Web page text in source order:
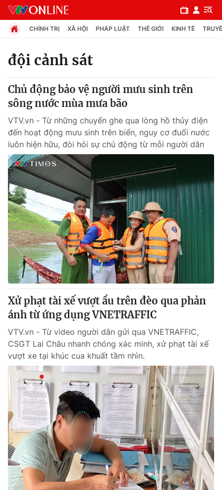
Chuyên mục
Chính trị
Xã hội
Pháp luật
Y tế
Thế giới
Tin tức
Thế giới đó đây
Câu chuyện quốc tế
Kinh tế
Tài chính
Thị trường
Góc doanh nghiệp
Dữ liệu và đời sống
Truyền hình
Hậu trường
Nhân vật
Khán giả
Giải sao mai
Giải trí
Điện ảnh
Âm nhạc
Sao
Đời sống
Du lịch
Làm đẹp
Chất lượng cuộc sống
Giáo dục
Tuyển sinh
Học trực tuyến
Công nghệ
Hitech Công nghệ tương lai
Sản phẩm
Thị trường
Giao lưu trực tuyến
Lịch phát sóng
CHÍNH TRỊ XÃ HỘI PHÁP LUẬT THẾ GIỚI KINH TẾ
đội cảnh sát
Chủ động bảo vệ người mưu sinh trên
sông nước mùa mưa bão
VTV.vn - Từ những chuyến ghe qua lòng hồ thủy điện
đến hoạt động mưu sinh trên biển, nguy cơ đuối nước
luôn hiện hữu, đòi hỏi sự chủ động từ mỗi người dân
Xử phạt tài xế vượt ẩu trên đèo qua phản
ánh từ ứng dụng VNETRAFFIC
VTV.vn - Từ video người dân gửi qua VNETRAFFIC,
CSGT Lai Châu nhanh chóng xác minh, xử phạt tài xế
vượt xe tại khúc cua khuất tầm nhìn.